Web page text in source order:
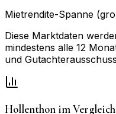
Mietrendite-Spanne
Diese Marktdaten
mindestens alle 12
und
Hollenthon im